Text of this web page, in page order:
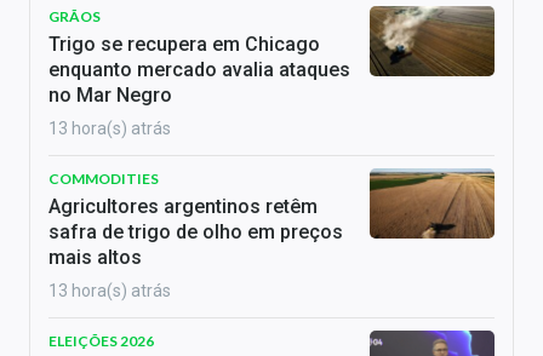
GRÃOS
Trigo se recupera em Chicago
enquanto mercado avalia ataques
no Mar Negro
13 hora(s) atrás
COMMODITIES
Agricultores argentinos retêm
safra de trigo de olho em preços
mais altos
13 hora(s) atrás
ELEIÇÕES 2026